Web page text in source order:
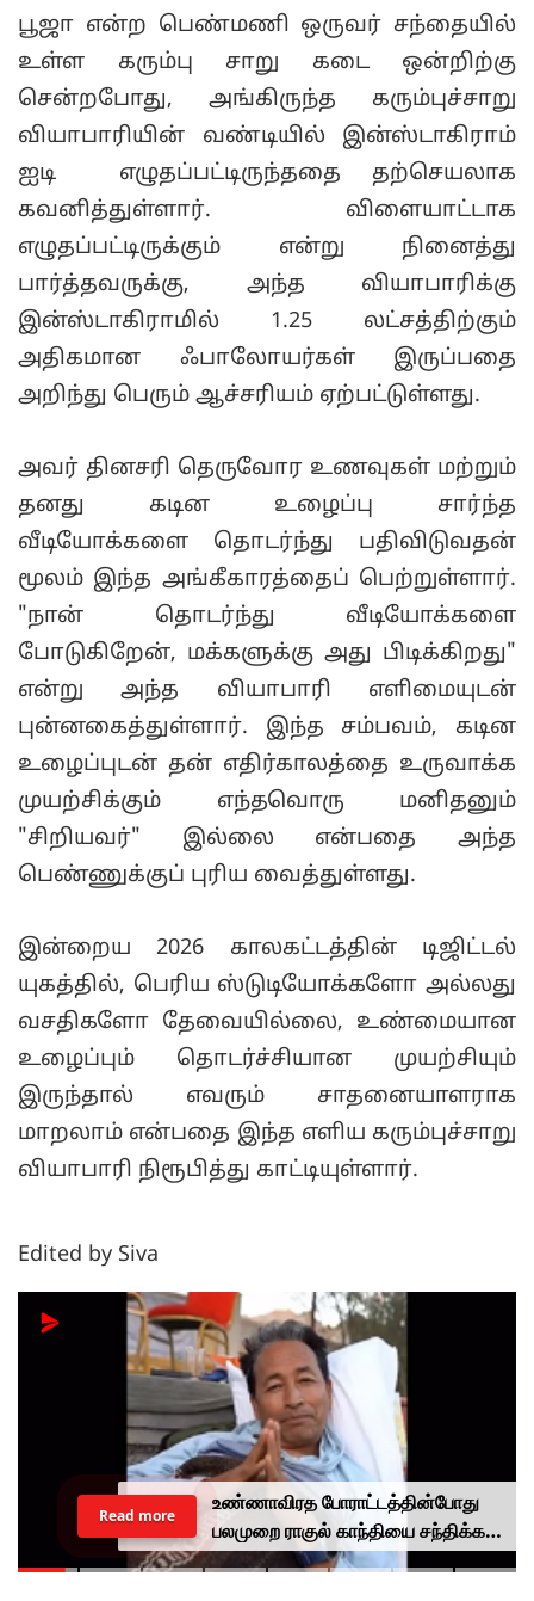
பூஜா என்ற பெண்மணி ஒருவர் சந்தையில்
உள்ள கரும்பு சாறு கடை ஒன்றிற்கு
சென்றபோது, அங்கிருந்த கரும்புச்சாறு
வியாபாரியின் வண்டியில் இன்ஸ்டாகிராம்
ஐடி எழுதப்பட்டிருந்ததை தற்செயலாக
கவனித்துள்ளார். விளையாட்டாக
எழுதப்பட்டிருக்கும் என்று நினைத்து
பார்த்தவருக்கு, அந்த வியாபாரிக்கு
இன்ஸ்டாகிராமில் 1.25 லட்சத்திற்கும்
அதிகமான ஃபாலோயர்கள் இருப்பதை
அறிந்து பெரும் ஆச்சரியம் ஏற்பட்டுள்ளது.
அவர் தினசரி தெருவோர உணவுகள் மற்றும்
தனது கடின உழைப்பு சார்ந்த
வீடியோக்களை தொடர்ந்து பதிவிடுவதன்
மூலம் இந்த அங்கீகாரத்தைப் பெற்றுள்ளார்.
"நான் தொடர்ந்து வீடியோக்களை
போடுகிறேன், மக்களுக்கு அது பிடிக்கிறது"
என்று அந்த வியாபாரி எளிமையுடன்
புன்னகைத்துள்ளார். இந்த சம்பவம், கடின
உழைப்புடன் தன் எதிர்காலத்தை உருவாக்க
முயற்சிக்கும் எந்தவொரு மனிதனும்
"சிறியவர்" இல்லை என்பதை அந்த
பெண்ணுக்குப் புரிய வைத்துள்ளது.
இன்றைய 2026 காலகட்டத்தின் டிஜிட்டல்
யுகத்தில், பெரிய ஸ்டுடியோக்களோ அல்லது
வசதிகளோ தேவையில்லை, உண்மையான
உழைப்பும் தொடர்ச்சியான முயற்சியும்
இருந்தால் எவரும் சாதனையாளராக
மாறலாம் என்பதை இந்த எளிய கரும்புச்சாறு
வியாபாரி நிரூபித்து காட்டியுள்ளார்.
Edited by Siva
வாக்காளர் பட்டியல் சிறப்பு தீவிர
திருத்தம்.. பெங்களூரின் பாதி
வாக்காளர்கள் காலி?
Read more